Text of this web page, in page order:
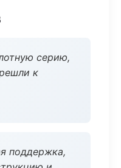
серию,
к
поддержка,